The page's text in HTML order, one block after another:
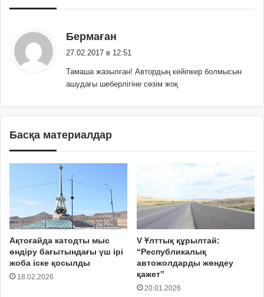
Бермаған
27.02.2017 в 12:51
Тамаша жазылған! Автордың кейіпкер болмысын
ашудағы шеберлігіне сөзім жоқ
Басқа материалдар
Ақтоғайда катодты мыс
өндіру бағытындағы үш ірі
жоба іске қосылды
18.02.2026
V Ұлттық құрылтай:
“Республикалық
автожолдарды жөндеу
қажет”
20.01.2026